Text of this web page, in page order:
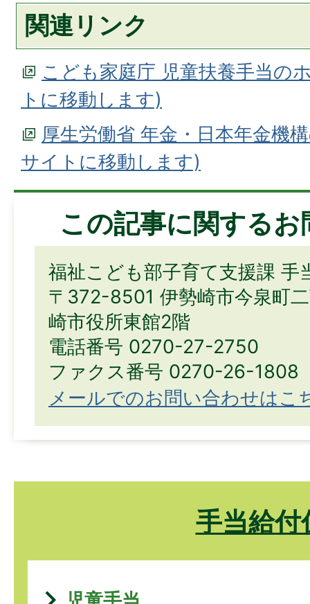
関連リンク
こども家庭庁 児童扶養手当の
トに移動します)
厚生労働省 年金・日本年金機
サイトに移動します)
この記事に関する
福祉こども部子育て支援課 手
〒372-8501 伊勢崎市今泉町
崎市役所東館2階
電話番号 0270-27-2750
ファクス番号 0270-26-1808
メールでのお問い合わせはこ
手当給付